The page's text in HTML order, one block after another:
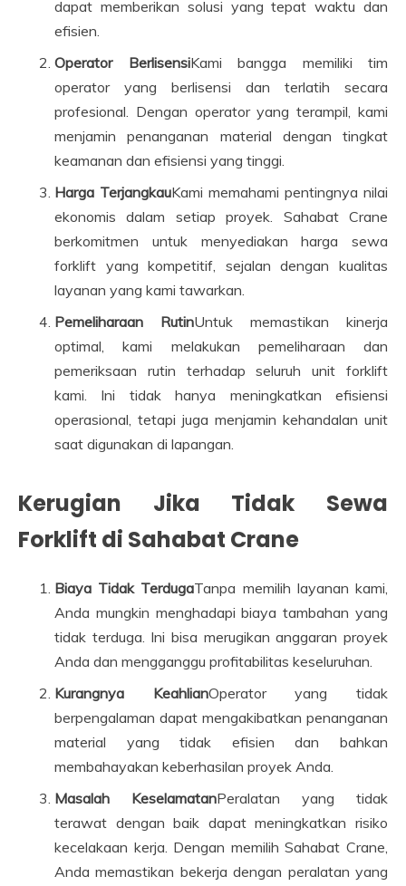
dapat memberikan solusi yang tepat waktu dan
efisien.
Operator BerlisensiKami bangga memiliki tim
operator yang berlisensi dan terlatih secara
profesional. Dengan operator yang terampil, kami
menjamin penanganan material dengan tingkat
keamanan dan efisiensi yang tinggi.
Harga TerjangkauKami memahami pentingnya nilai
ekonomis dalam setiap proyek. Sahabat Crane
berkomitmen untuk menyediakan harga sewa
forklift yang kompetitif, sejalan dengan kualitas
layanan yang kami tawarkan.
Pemeliharaan RutinUntuk memastikan kinerja
optimal, kami melakukan pemeliharaan dan
pemeriksaan rutin terhadap seluruh unit forklift
kami. Ini tidak hanya meningkatkan efisiensi
operasional, tetapi juga menjamin kehandalan unit
saat digunakan di lapangan.
Kerugian Jika Tidak Sewa
Forklift di Sahabat Crane
Biaya Tidak TerdugaTanpa memilih layanan kami,
Anda mungkin menghadapi biaya tambahan yang
tidak terduga. Ini bisa merugikan anggaran proyek
Anda dan mengganggu profitabilitas keseluruhan.
Kurangnya KeahlianOperator yang tidak
berpengalaman dapat mengakibatkan penanganan
material yang tidak efisien dan bahkan
membahayakan keberhasilan proyek Anda.
Masalah KeselamatanPeralatan yang tidak
terawat dengan baik dapat meningkatkan risiko
kecelakaan kerja. Dengan memilih Sahabat Crane,
Anda memastikan bekerja dengan peralatan yang